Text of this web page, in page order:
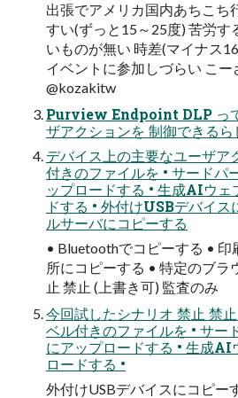
出張でアメリカ国内あちこち
すい(ずっと15～25度) 苦労す
いものが無い 時差(マイナス
イベントに参加しづらい こー
@kozakitw
Purview Endpoint DLP っ
ザアクションを 制御できるら
デバイス上の主要なユーザア
付きのファイルを • サードパ
ップロードする • 生成AIウ
ドする • 外付けUSBデバイス
ルサーバにコピーする
• Bluetoothでコピーする • 印
所にコピーする • 特定のブラ
止 禁止 (上書き可) 監査のみ
今回試したシナリオ 禁止 禁
ベル付きのファイルを • サー
にアップロードする • 生成
ロードする •
外付けUSBデバイスにコピー